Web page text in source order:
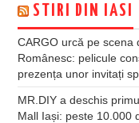
STIRI DIN IASI
CARGO urcă pe scena
Românesc: pelicule
prezența unor invitați
MR.DIY a deschis
Mall Iași: peste 10.000